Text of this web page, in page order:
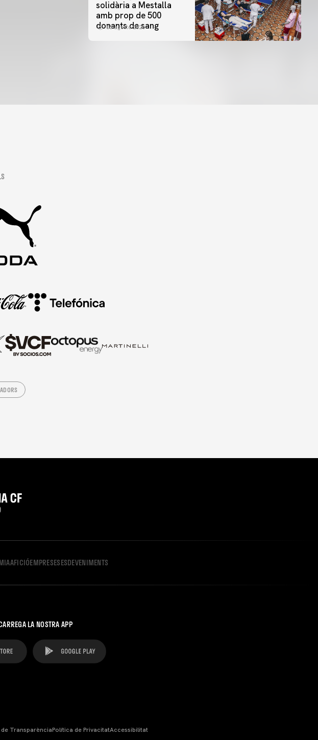
solidària a Mestalla
amb prop de 500
donants de sang
06 agosto 2026
AFICIÓEMPRESESESDEVENIMENTS
LA NOSTRA APP
de TransparènciaPolítica de PrivacitatAccessibilitat